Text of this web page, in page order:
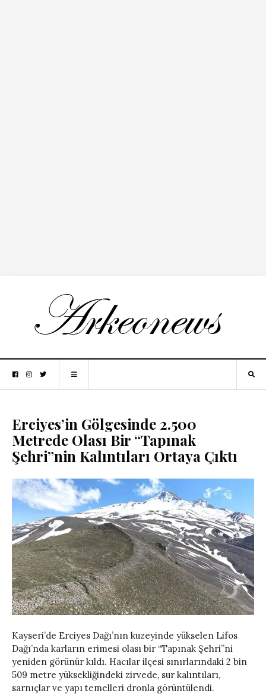
Erciyes’in Gölgesinde 2.500
Metrede Olası Bir “Tapınak
Şehri”nin Kalıntıları Ortaya Çıktı
Kayseri’de Erciyes Dağı’nın kuzeyinde yükselen Lifos
Dağı’nda karların erimesi olası bir “Tapınak Şehri”ni
yeniden görünür kıldı. Hacılar ilçesi sınırlarındaki 2 bin
509 metre yüksekliğindeki zirvede, sur kalıntıları,
sarnıçlar ve yapı temelleri dronla görüntülendi.